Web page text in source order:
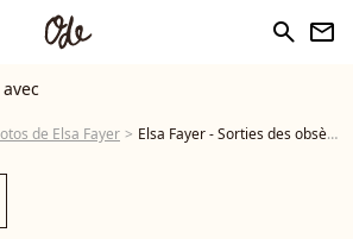
search newsletter
de Elsa Fayer Elsa Fayer - Sorties des obsèques de Nonce Paolini en l'église Saint-Honoré-d'Eylau, 66 bis, avenue Raymond-Poincaré à Paris, France, le 23 juillet 2024. - Photo